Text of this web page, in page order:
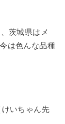
茨城県はメ
は色んな品種
いちゃん先